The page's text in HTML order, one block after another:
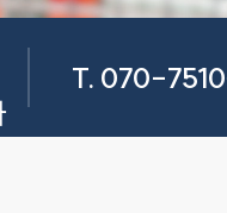
T. 070-